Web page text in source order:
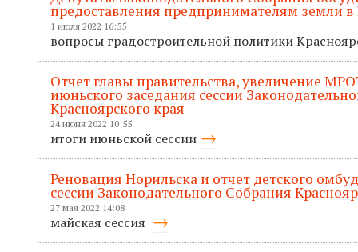
предоставления предпринимателям земли в
1 июля 2022 16:55
вопросы градостроительной политики
Отчет главы правительства, увеличение
июньского заседания сессии
Красноярского края
24 июня 2022 10:55
итоги июньской сессии
Реновация Норильска и отчет детского
сессии Законодательного Собрания
27 мая 2022 14:08
майская сессия